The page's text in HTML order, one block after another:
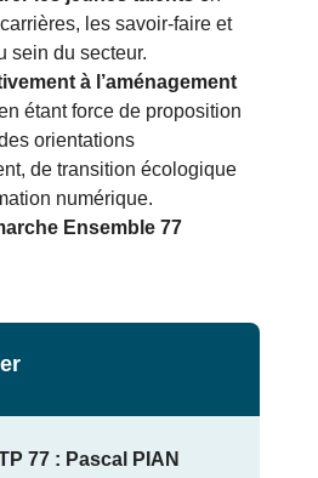
les savoir-faire et
sein du secteur.
à l’aménagement
étant force de proposition
orientations
de transition écologique
numérique.
Ensemble 77
77 : Pascal PIAN